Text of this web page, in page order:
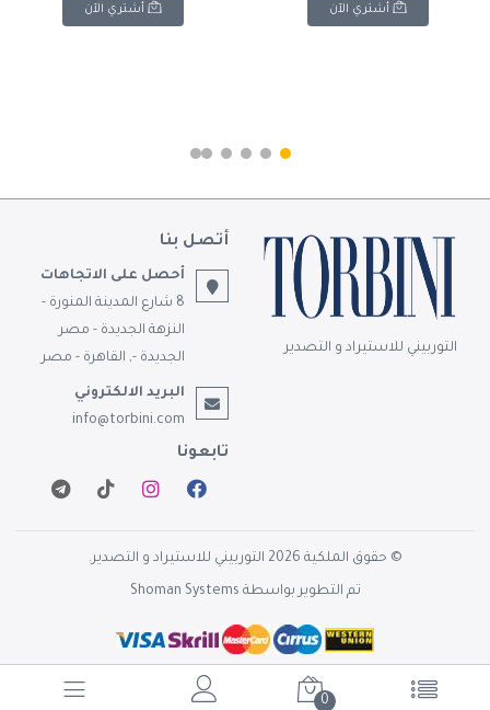
0
أشتري الآن أشتري الآن
التوربيني للاستيراد و التصدير
أتصل بنا
أحصل على الاتجاهات
8 شارع المدينة المنورة -
النزهة الجديدة - مصر
الجديدة -, القاهرة - مصر
البريد الالكتروني
info@torbini.com
تابعونا
© حقوق الملكية 2026 التوربيني للاستيراد و التصدير.
تم التطوير بواسطة Shoman Systems